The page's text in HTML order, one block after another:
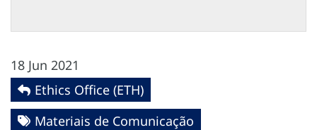
18 Jun 2021
Ethics Office (ETH)
Materiais de Comunicação